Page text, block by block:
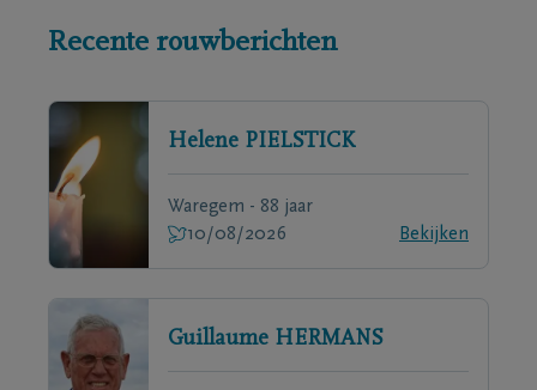
Recente rouwberichten
Helene PIELSTICK
Waregem - 88 jaar
10/08/2026
Bekijken
Guillaume HERMANS